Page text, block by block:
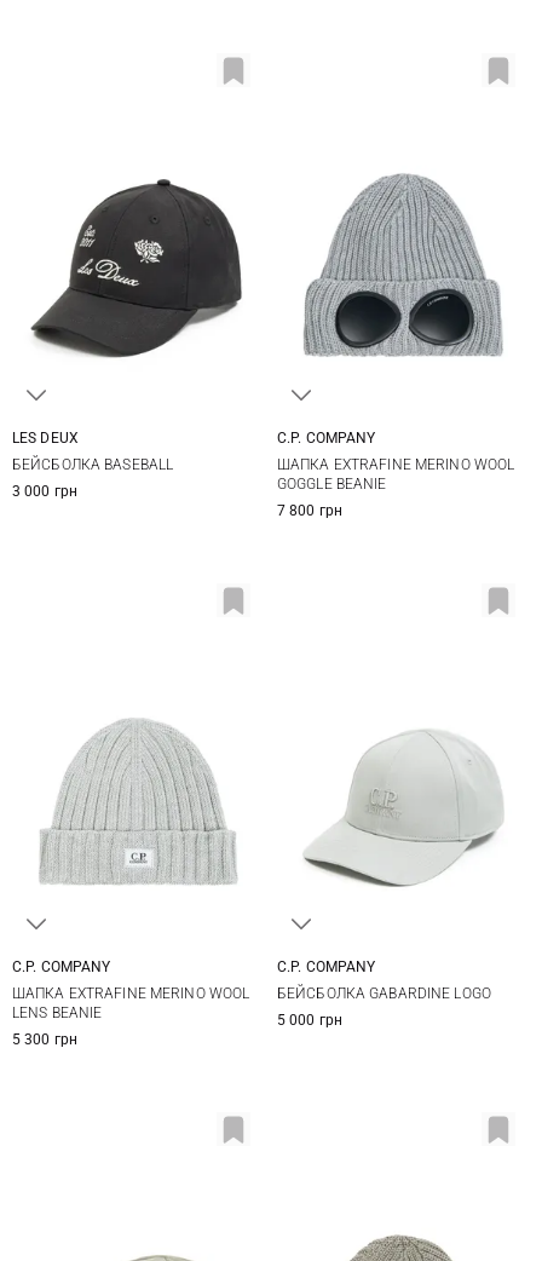
LES DEUX
БЕЙСБОЛКА BASEBALL
3 000 грн
C.P. COMPANY
ШАПКА EXTRAFINE MERINO WOOL
GOGGLE BEANIE
7 800 грн
C.P. COMPANY
ШАПКА EXTRAFINE MERINO WOOL
LENS BEANIE
5 300 грн
C.P. COMPANY
БЕЙСБОЛКА GABARDINE LOGO
5 000 грн